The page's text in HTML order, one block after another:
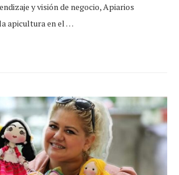
y visión de negocio, Apiarios
apicultura en el …